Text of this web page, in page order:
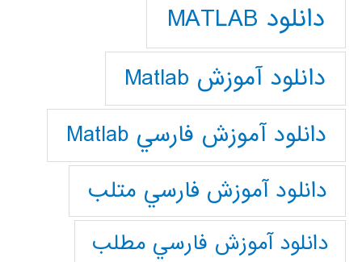
دانلود MATLAB
دانلود آموزش Matlab
دانلود آموزش فارسي Matlab
دانلود آموزش فارسي متلب
دانلود آموزش فارسي مطلب